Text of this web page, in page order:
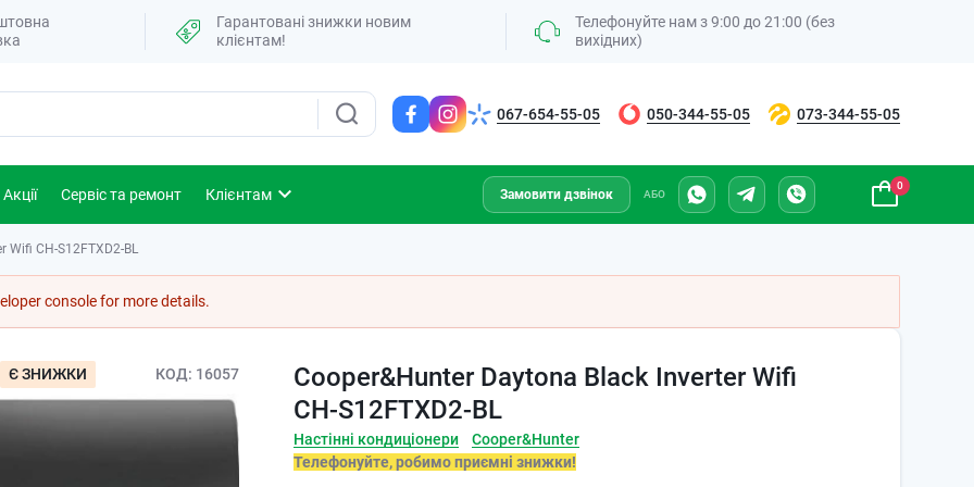
Гарантовані знижки новим
клієнтам!
Телефонуйте нам з 9:00 до 21:00 (без
вихідних)
067-654-55-05 050-344-55-05 073-344-55-05
Акції Сервіс та ремонт Клієнтам Замовити дзвінок АБО
0
Wifi CH-S12FTXD2-BL
console for more details.
Є ЗНИЖКИ КОД 16057
Cooper&Hunter Daytona Black Inverter Wifi
CH-S12FTXD2-BL
Настінні кондиціонери
Cooper&Hunter
Телефонуйте, робимо приємні знижки!